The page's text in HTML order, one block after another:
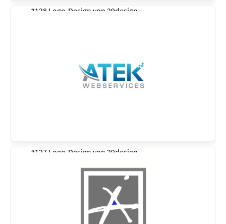
#128 Logo-Design von 29design
#127 Logo-Design von 29design